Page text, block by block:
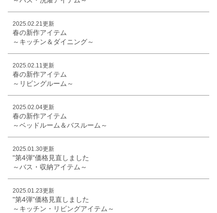
2025.02.21更新
春の新作アイテム
～キッチン＆ダイニング～
2025.02.11更新
春の新作アイテム
～リビングルーム～
2025.02.04更新
春の新作アイテム
～ベッドルーム＆バスルーム～
2025.01.30更新
"第4弾"価格見直しました
～バス・収納アイテム～
2025.01.23更新
"第4弾"価格見直しました
～キッチン・リビングアイテム～